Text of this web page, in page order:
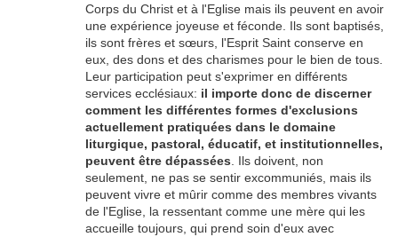
Corps du Christ et à l'Eglise mais ils peuvent en avoir
une expérience joyeuse et féconde. Ils sont baptisés,
ils sont frères et sœurs, l'Esprit Saint conserve en
eux, des dons et des charismes pour le bien de tous.
Leur participation peut s'exprimer en différents
services ecclésiaux: il importe donc de discerner
comment les différentes formes d'exclusions
actuellement pratiquées dans le domaine
liturgique, pastoral, éducatif, et institutionnelles,
peuvent être dépassées . Ils doivent, non
seulement, ne pas se sentir excommuniés, mais ils
peuvent vivre et mûrir comme des membres vivants
de l'Eglise, la ressentant comme une mère qui les
accueille toujours, qui prend soin d'eux avec